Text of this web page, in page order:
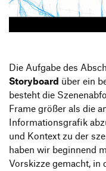
Transfer und
Produktgestaltung B.A.
Die Aufgabe des
Storyboard über ein
besteht die
Frame größer als die
Informationsgrafik
und Kontext zu der
haben wir beginnend
Vorskizze gemacht, in